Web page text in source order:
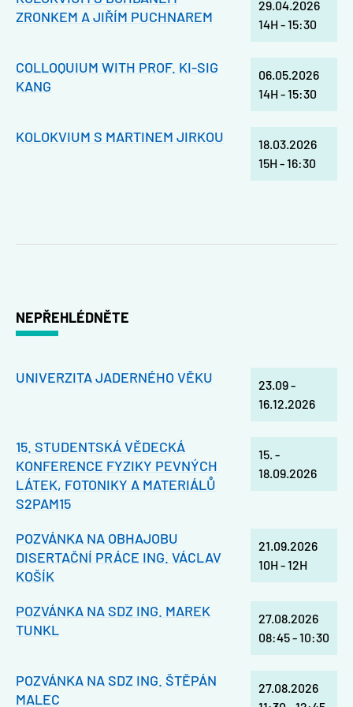
ZRONKEM A JIŘÍM PUCHNAREM
29.04.2026
14H -15:30
COLLOQUIUM WITH PROF. KI-SIG
KANG
06.05.2026
14H -15:30
KOLOKVIUM S MARTINEM JIRKOU
18.03.2026
15H -16:30
NEPŘEHLÉDNĚTE
UNIVERZITA JADERNÉHO VĚKU 23.09-
16.12.2026
15. STUDENTSKÁ VĚDECKÁ
KONFERENCE FYZIKY PEVNÝCH
LÁTEK, FOTONIKY A MATERIÁLŮ
S2PAM15
15. -
18.09.2026
POZVÁNKA NA OBHAJOBU
DISERTAČNÍ PRÁCE ING. VÁCLAV
KOŠÍK
21.09.2026
10H -12H
POZVÁNKA NA SDZ ING. MAREK
TUNKL
27.08.2026
08:45-10:30
POZVÁNKA NA SDZ ING. ŠTĚPÁN
MALEC
27.08.2026